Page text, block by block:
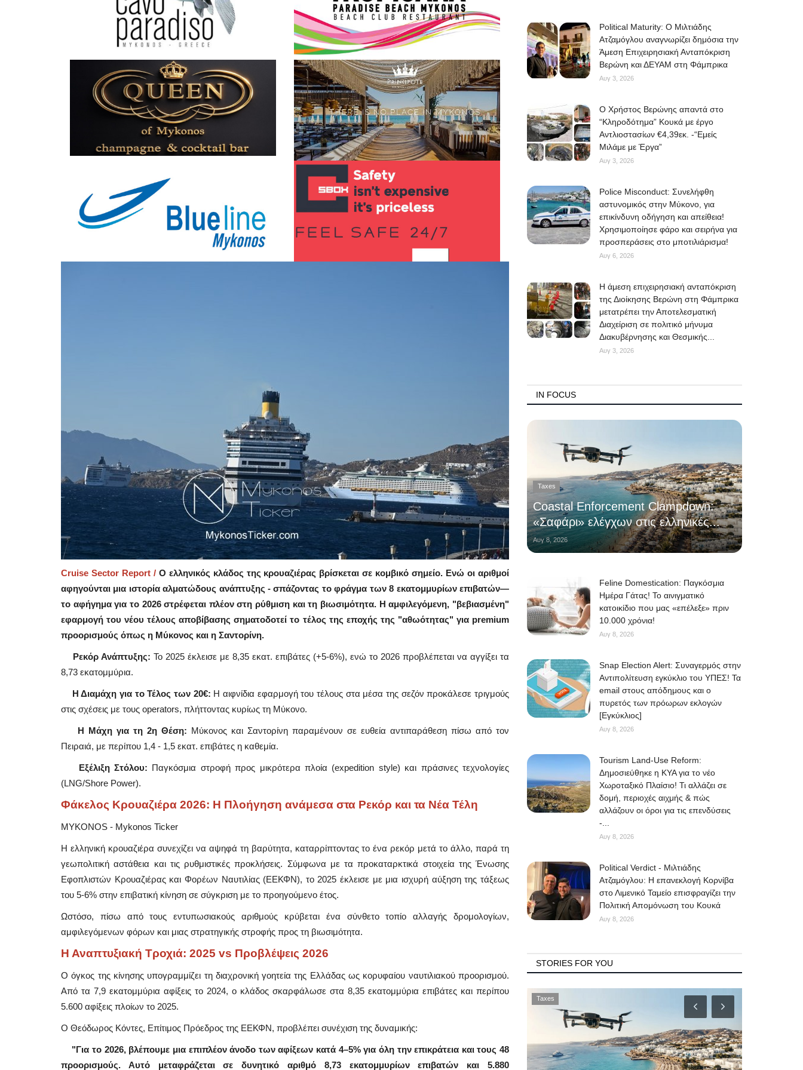
Cruise Sector Report /Ο ελληνικός κλάδος της κρουαζιέρας βρίσκεται σε κομβικό σημείο. Ενώ οι αριθμοί
αφηγούνται μια ιστορία αλματώδους ανάπτυξης - σπάζοντας το φράγμα των 8 εκατομμυρίων επιβατών—
το αφήγημα για το 2026 στρέφεται πλέον στη ρύθμιση και τη βιωσιμότητα. Η αμφιλεγόμενη, "βεβιασμένη"
εφαρμογή του νέου τέλους αποβίβασης σηματοδοτεί το τέλος της εποχής της "αθωότητας" για premium
προορισμούς όπως η Μύκονος και η Σαντορίνη.
Ρεκόρ Ανάπτυξης: Το 2025 έκλεισε με 8,35 εκατ. επιβάτες (+5-6%), ενώ το 2026 προβλέπεται να αγγίξει τα
8,73 εκατομμύρια.
Η Διαμάχη για το Τέλος των 20€: Η αιφνίδια εφαρμογή του τέλους στα μέσα της σεζόν προκάλεσε τριγμούς
στις σχέσεις με τους operators, πλήττοντας κυρίως τη Μύκονο.
Η Μάχη για τη 2η Θέση: Μύκονος και Σαντορίνη παραμένουν σε ευθεία αντιπαράθεση πίσω από τον
Πειραιά, με περίπου 1,4 - 1,5 εκατ. επιβάτες η καθεμία.
Εξέλιξη Στόλου: Παγκόσμια στροφή προς μικρότερα πλοία (expedition style) και πράσινες τεχνολογίες
(LNG/Shore Power).
Φάκελος Κρουαζιέρα 2026: Η Πλοήγηση ανάμεσα στα Ρεκόρ και τα Νέα Τέλη
MYKONOS - Mykonos Ticker
Η ελληνική κρουαζιέρα συνεχίζει να αψηφά τη βαρύτητα, καταρρίπτοντας το ένα ρεκόρ μετά το άλλο, παρά τη
γεωπολιτική αστάθεια και τις ρυθμιστικές προκλήσεις. Σύμφωνα με τα προκαταρκτικά στοιχεία της Ένωσης
Εφοπλιστών Κρουαζιέρας και Φορέων Ναυτιλίας (ΕΕΚΦΝ), το 2025 έκλεισε με μια ισχυρή αύξηση της τάξεως
του 5-6% στην επιβατική κίνηση σε σύγκριση με το προηγούμενο έτος.
Ωστόσο, πίσω από τους εντυπωσιακούς αριθμούς κρύβεται ένα σύνθετο τοπίο αλλαγής δρομολογίων,
αμφιλεγόμενων φόρων και μιας στρατηγικής στροφής προς τη βιωσιμότητα.
Η Αναπτυξιακή Τροχιά: 2025 vs Προβλέψεις 2026
Ο όγκος της κίνησης υπογραμμίζει τη διαχρονική γοητεία της Ελλάδας ως κορυφαίου ναυτιλιακού προορισμού.
Από τα 7,9 εκατομμύρια αφίξεις το 2024, ο κλάδος σκαρφάλωσε στα 8,35 εκατομμύρια επιβάτες και περίπου
5.600 αφίξεις πλοίων το 2025.
Ο Θεόδωρος Κόντες, Επίτιμος Πρόεδρος της ΕΕΚΦΝ, προβλέπει συνέχιση της δυναμικής:
"Για το 2026, βλέπουμε μια επιπλέον άνοδο των αφίξεων κατά 4–5% για όλη την επικράτεια και τους 48
προορισμούς. Αυτό μεταφράζεται σε δυνητικό αριθμό 8,73 εκατομμυρίων επιβατών και 5.880
Political Maturity: Ο Μιλτιάδης
Ατζαμόγλου αναγνωρίζει δημόσια την
Άμεση Επιχειρησιακή Ανταπόκριση
Βερώνη και ΔΕΥΑΜ στη Φάμπρικα
Αυγ 3, 2026
O Χρήστος Βερώνης απαντά στο
“Κληροδότημα” Κουκά με έργο
Αντλιοστασίων €4,39εκ. -“Εμείς
Μιλάμε με Έργα”
Αυγ 3, 2026
Police Misconduct: Συνελήφθη
αστυνομικός στην Μύκονο, για
επικίνδυνη οδήγηση και απείθεια!
Χρησιμοποίησε φάρο και σειρήνα για
προσπεράσεις στο μποτιλιάρισμα!
Αυγ 6, 2026
Η άμεση επιχειρησιακή ανταπόκριση
της Διοίκησης Βερώνη στη Φάμπρικα
μετατρέπει την Αποτελεσματική
Διαχείριση σε πολιτικό μήνυμα
Διακυβέρνησης και Θεσμικής...
Αυγ 3, 2026
IN FOCUS
Taxes
Coastal Enforcement Clampdown:
«Σαφάρι» ελέγχων στις ελληνικές...
Αυγ 8, 2026
Feline Domestication: Παγκόσμια
Ημέρα Γάτας! Το αινιγματικό
κατοικίδιο που μας «επέλεξε» πριν
10.000 χρόνια!
Αυγ 8, 2026
Snap Election Alert: Συναγερμός στην
Αντιπολίτευση εγκύκλιο του ΥΠΕΣ! Τα
email στους απόδημους και ο
πυρετός των πρόωρων εκλογών
[Εγκύκλιος]
Αυγ 8, 2026
Tourism Land-Use Reform:
Δημοσιεύθηκε η ΚΥΑ για το νέο
Χωροταξικό Πλαίσιο! Τι αλλάζει σε
δομή, περιοχές αιχμής & πώς
αλλάζουν οι όροι για τις επενδύσεις
-...
Αυγ 8, 2026
Political Verdict - Μιλτιάδης
Ατζαμόγλου: Η επανεκλογή Κορνίβα
στο Λιμενικό Ταμείο επισφραγίζει την
Πολιτική Απομόνωση του Κουκά
Αυγ 8, 2026
STORIES FOR YOU
Government Fetes